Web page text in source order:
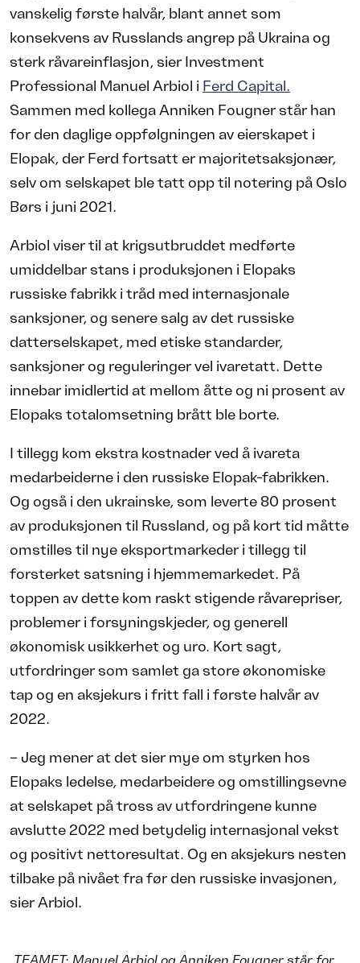
vanskelig første halvår, blant annet som
konsekvens av Russlands angrep på Ukraina og
sterk råvareinflasjon, sier Investment
Professional Manuel Arbiol i Ferd Capital.
Sammen med kollega Anniken Fougner står han
for den daglige oppfølgningen av eierskapet i
Elopak, der Ferd fortsatt er majoritetsaksjonær,
selv om selskapet ble tatt opp til notering på Oslo
Børs i juni 2021.
Arbiol viser til at krigsutbruddet medførte
umiddelbar stans i produksjonen i Elopaks
russiske fabrikk i tråd med internasjonale
sanksjoner, og senere salg av det russiske
datterselskapet, med etiske standarder,
sanksjoner og reguleringer vel ivaretatt. Dette
innebar imidlertid at mellom åtte og ni prosent av
Elopaks totalomsetning brått ble borte.
I tillegg kom ekstra kostnader ved å ivareta
medarbeiderne i den russiske Elopak-fabrikken.
Og også i den ukrainske, som leverte 80 prosent
av produksjonen til Russland, og på kort tid måtte
omstilles til nye eksportmarkeder i tillegg til
forsterket satsning i hjemmemarkedet. På
toppen av dette kom raskt stigende råvarepriser,
problemer i forsyningskjeder, og generell
økonomisk usikkerhet og uro. Kort sagt,
utfordringer som samlet ga store økonomiske
tap og en aksjekurs i fritt fall i første halvår av
2022.
– Jeg mener at det sier mye om styrken hos
Elopaks ledelse, medarbeidere og omstillingsevne
at selskapet på tross av utfordringene kunne
avslutte 2022 med betydelig internasjonal vekst
og positivt nettoresultat. Og en aksjekurs nesten
tilbake på nivået fra før den russiske invasjonen,
sier Arbiol.